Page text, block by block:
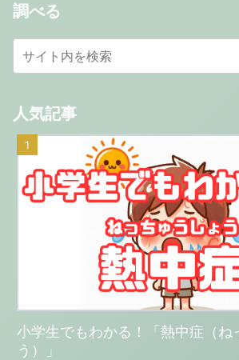
調べる
人気記事
小学生でもわかる！「熱中症（ね
う）」